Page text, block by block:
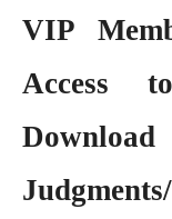
VIP
Access